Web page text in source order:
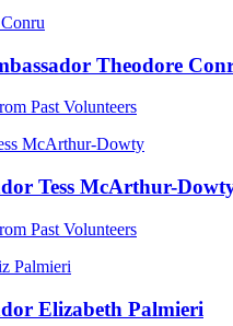
Theodore
Past Volunteers
Tess McArthur-
Past Volunteers
Elizabeth Palmieri